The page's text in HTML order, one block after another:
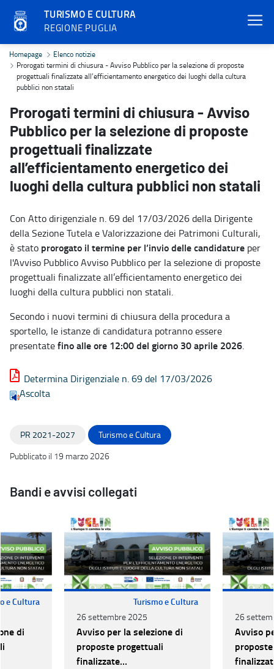
TURISMO E CULTURA
REGIONE PUGLIA
Prorogati termini di chiusura - Avviso Pubblico per la selezione
Homepage
Elenco notizie
Prorogati termini di chiusura - Avviso Pubblico per la selezione di proposte
progettuali finalizzate all’efficientamento energetico dei luoghi della cultura
pubblici non statali
Prorogati termini di chiusura - Avviso
Pubblico per la selezione di proposte
progettuali finalizzate
all’efficientamento energetico dei
luoghi della cultura pubblici non statali
Con Atto dirigenziale n. 69 del 17/03/2026 della Dirigente
della Sezione Tutela e Valorizzazione dei Patrimoni Culturali,
è stato prorogato il termine per l’invio delle candidature per
l'Avviso Pubblico Avviso Pubblico per la selezione di proposte
progettuali finalizzate all’efficientamento energetico dei
luoghi della cultura pubblici non statali.
Secondo i nuovi termini di chiusura della procedura a
sportello, le istanze di candidatura potranno essere
presentatefino alle ore 12:00 del giorno 30 aprile 2026.
Determina Dirigenziale n. 69 del 17/03/2026
Ascolta
PR 2021-2027
Turismo e Cultura
Pubblicato il 19 marzo 2026
Bandi e avvisi collegati
e Cultura
di
Turismo e Cultura
26 settembre 2025
Avviso per la selezione di
proposte progettuali
finalizzate
26
Avviso